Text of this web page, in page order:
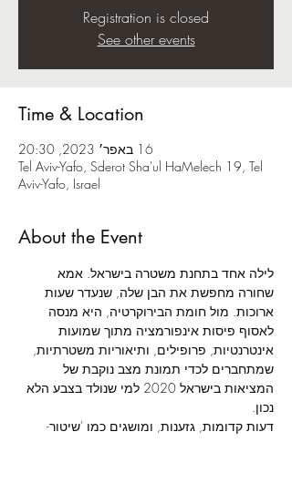
Registration is closed
See other events
Time & Location
16 באפר׳ 2023, 20:30
Tel Aviv-Yafo, Sderot Sha'ul HaMelech 19, Tel
Aviv-Yafo, Israel
About the Event
לילה אחד בתחנת משטרה בישראל. אמא
שחורה מחפשת את הבן שלה, שנעדר שעות
ארוכות. מול חומת הבירוקרטיה, היא מנסה
לאסוף פיסות אינפורמציה מתוך שמועות
אינטרנטיות, פרופילים, ותיאוריות משטרתיות,
שמתחברים לכדי תמונת מצב נוקבת של
המציאות בישראל 2020 למי שנולד בצבע הלא
דעות קדומות, גזענות, ומושגים כמו 'שיטור-